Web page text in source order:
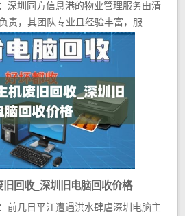
深圳同方信息港的物业管理服务由清
责，其团队专业且经验丰富，服...
回收_深圳旧电脑回收价格
前几日平江遭遇洪水肆虐深圳电脑主